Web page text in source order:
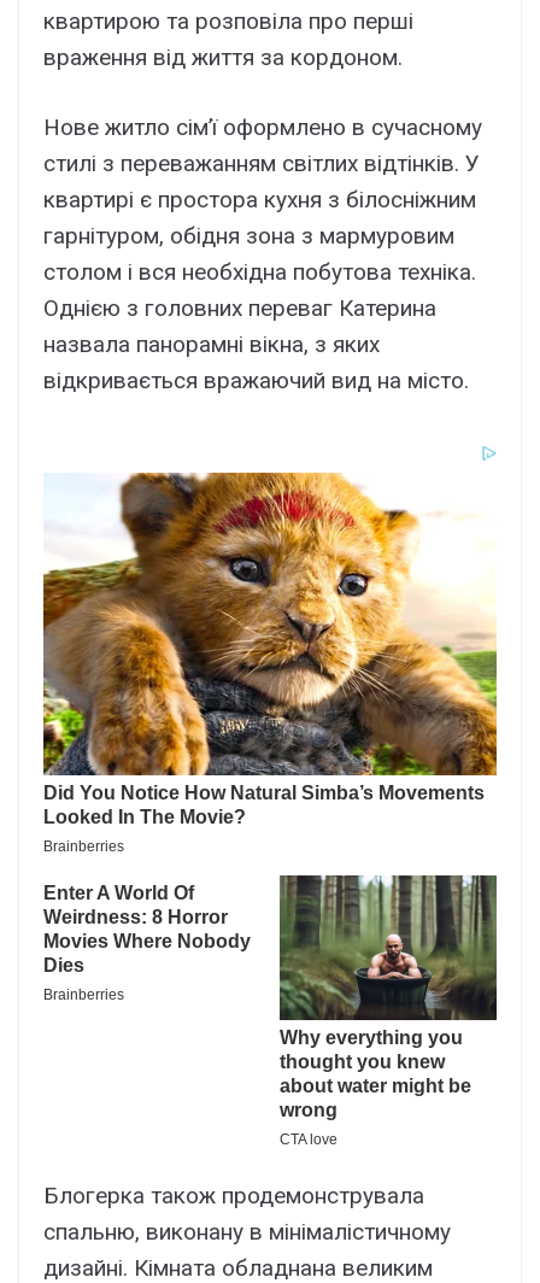
квартирою та розповіла про перші
враження від життя за кордоном.
Нове житло сім’ї оформлено в сучасному
стилі з переважанням світлих відтінків. У
квартирі є простора кухня з білосніжним
гарнітуром, обідня зона з мармуровим
столом і вся необхідна побутова техніка.
Однією з головних переваг Катерина
назвала панорамні вікна, з яких
відкривається вражаючий вид на місто.
Блогерка також продемонструвала
спальню, виконану в мінімалістичному
дизайні. Кімната обладнана великим